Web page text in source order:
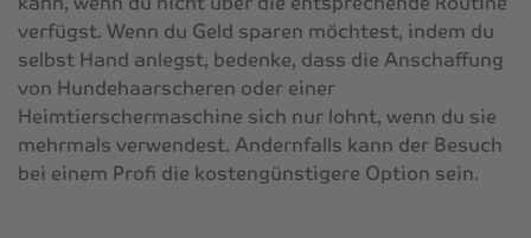
verfügst. Wenn du Geld sparen möchtest, indem du
selbst Hand anlegst, bedenke, dass die Anschaffung
von Hundehaarscheren oder einer
Heimtierschermaschine sich nur lohnt, wenn du sie
mehrmals verwendest. Andernfalls kann der Besuch
bei einem Profi die kostengünstigere Option sein.